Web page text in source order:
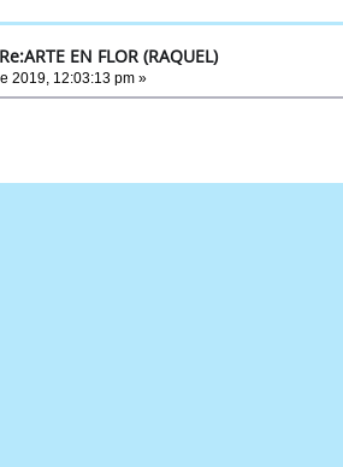
Re:ARTE EN FLOR (RAQUEL)
2019, 12:03:13 pm »